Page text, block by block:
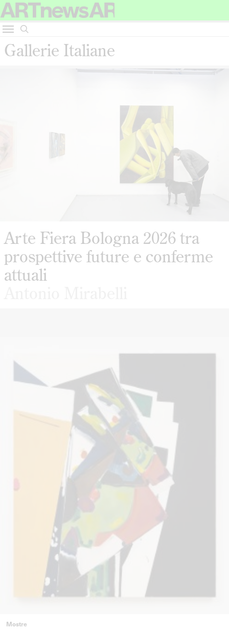
Gallerie Italiane
Arte Fiera Bologna 2026 tra
prospettive future e conferme
attuali
Mostre